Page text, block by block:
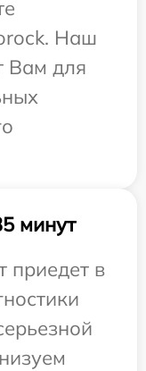
Наш
Вам для
минут
приедет в